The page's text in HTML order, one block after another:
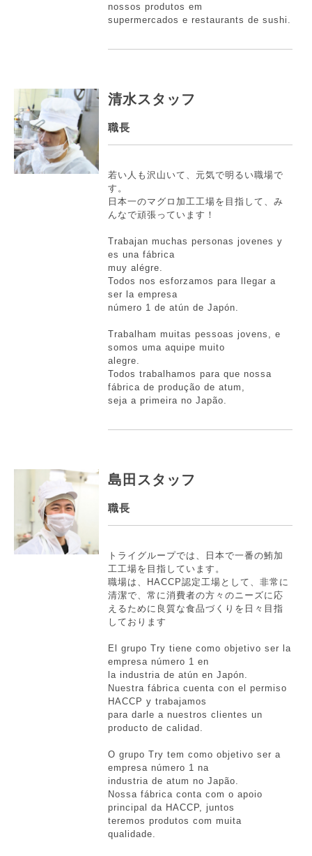
nossos produtos em
supermercados e restaurants de sushi.
清水スタッフ
職長
若い人も沢山いて、元気で明るい職場で
す。
日本一のマグロ加工工場を目指して、み
んなで頑張っています！
Trabajan muchas personas jovenes y
es una fábrica
muy alégre.
Todos nos esforzamos para llegar a
ser la empresa
número 1 de atún de Japón.
Trabalham muitas pessoas jovens, e
somos uma aquipe muito
alegre.
Todos trabalhamos para que nossa
fábrica de produção de atum,
seja a primeira no Japão.
島田スタッフ
職長
トライグループでは、日本で一番の鮪加
工工場を目指しています。
職場は、HACCP認定工場として、非常に
清潔で、常に消費者の方々のニーズに応
えるために良質な食品づくりを日々目指
しております
El grupo Try tiene como objetivo ser la
empresa número 1 en
la industria de atún en Japón.
Nuestra fábrica cuenta con el permiso
HACCP y trabajamos
para darle a nuestros clientes un
producto de calidad.
O grupo Try tem como objetivo ser a
empresa número 1 na
industria de atum no Japão.
Nossa fábrica conta com o apoio
principal da HACCP, juntos
teremos produtos com muita
qualidade.